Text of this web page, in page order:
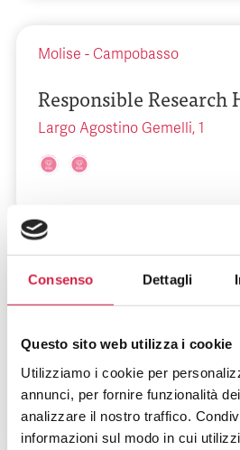
Consenso Dettagli
Questo sito web utilizza i cookie
Utilizziamo i cookie per
annunci, per fornire funzionalità
analizzare il nostro traffico.
informazioni sul modo in cui
Molise - Campobasso
Responsible Research
Largo Agostino Gemelli, 1
Lazio-Roma